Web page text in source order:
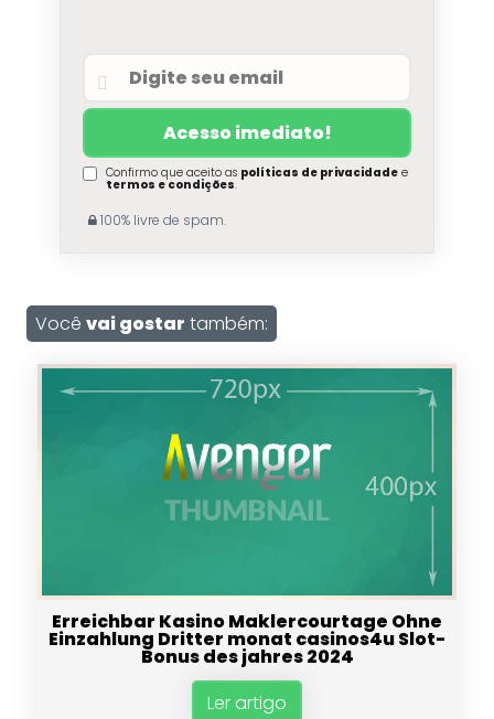
Confirmo que aceito as políticas de privacidadee
termos e condições.
100% livre de spam.
Você vai gostar também:
Erreichbar Kasino Maklercourtage Ohne
Einzahlung Dritter monat casinos4u Slot-
Bonus des jahres 2024
Ler artigo